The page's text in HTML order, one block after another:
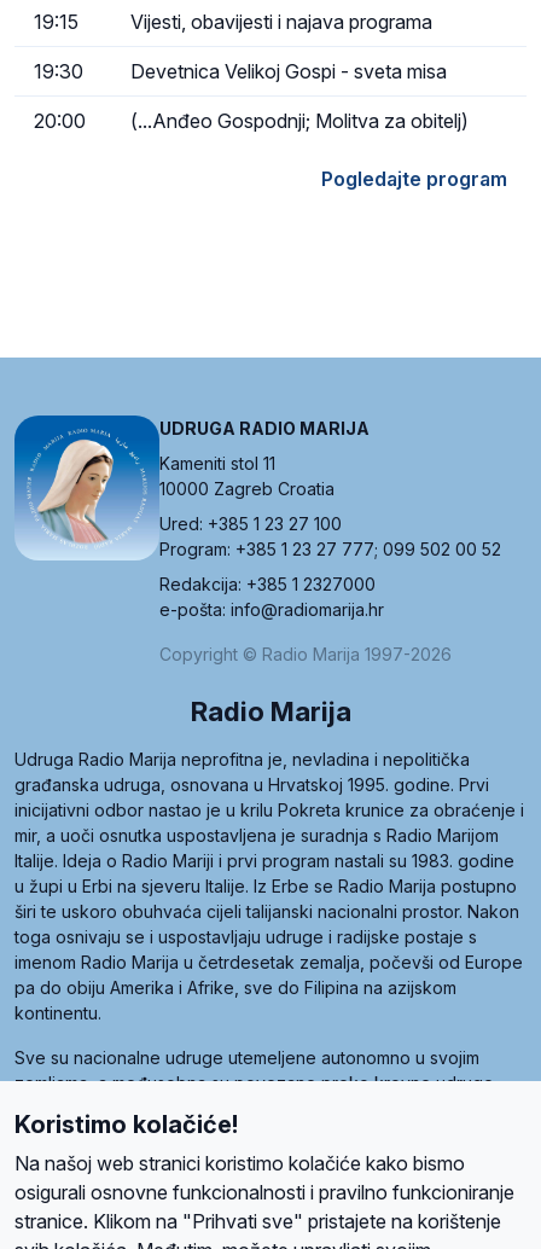
19:15 Vijesti, obavijesti i najava programa
19:30 Devetnica Velikoj Gospi - sveta misa
20:00 (...Anđeo Gospodnji; Molitva za obitelj)
Pogledajte program
UDRUGA RADIO MARIJA
Kameniti stol 11
10000 Zagreb Croatia
Ured: +385 1 23 27 100
Program: +385 1 23 27 777; 099 502 00 52
Redakcija: +385 1 2327000
e-pošta: info@radiomarija.hr
Copyright © Radio Marija 1997-2026
Radio Marija
Udruga Radio Marija neprofitna je, nevladina i nepolitička
građanska udruga, osnovana u Hrvatskoj 1995. godine. Prvi
inicijativni odbor nastao je u krilu Pokreta krunice za obraćenje i
mir, a uoči osnutka uspostavljena je suradnja s Radio Marijom
Italije. Ideja o Radio Mariji i prvi program nastali su 1983. godine
u župi u Erbi na sjeveru Italije. Iz Erbe se Radio Marija postupno
širi te uskoro obuhvaća cijeli talijanski nacionalni prostor. Nakon
toga osnivaju se i uspostavljaju udruge i radijske postaje s
imenom Radio Marija u četrdesetak zemalja, počevši od Europe
pa do obiju Amerika i Afrike, sve do Filipina na azijskom
kontinentu.
Sve su nacionalne udruge utemeljene autonomno u svojim
zemljama, a međusobna su povezane preko krovne udruge
Radio Maria). Svjetsku obitelj utemeljilo je sedam članica, među
kojima je i hrvatska Udruga Radio Marija.
Koristimo kolačiće!
Na našoj web stranici koristimo kolačiće kako bismo
osigurali osnovne funkcionalnosti i pravilno funkcioniranje
stranice. Klikom na "Prihvati sve" pristajete na korištenje